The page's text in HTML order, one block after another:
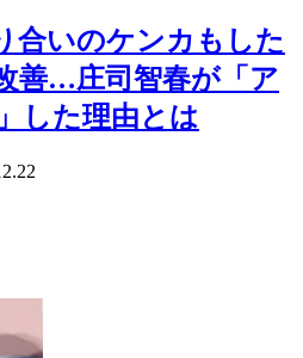
合いのケンカもした
善…庄司智春が「ア
した理由とは